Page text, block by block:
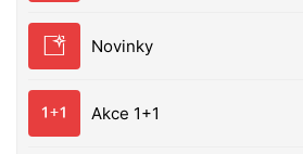
Novinky
Akce 1+1